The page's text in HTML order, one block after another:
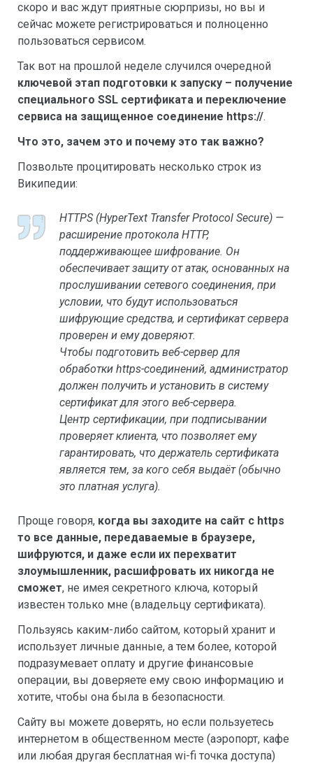
скоро и вас ждут приятные сюрпризы, но вы и
сейчас можете регистрироваться и полноценно
пользоваться сервисом.
Так вот на прошлой неделе случился очередной
ключевой этап подготовки к запуску – получение
специального SSL сертификата и переключение
сервиса на защищенное соединение https://.
Что это, зачем это и почему это так важно?
Позвольте процитировать несколько строк из
Википедии:
HTTPS (HyperText Transfer Protocol Secure) —
расширение протокола HTTP,
поддерживающее шифрование. Он
обеспечивает защиту от атак, основанных на
прослушивании сетевого соединения, при
условии, что будут использоваться
шифрующие средства, и сертификат сервера
проверен и ему доверяют.
Чтобы подготовить веб-сервер для
обработки https-соединений, администратор
должен получить и установить в систему
сертификат для этого веб-сервера.
Центр сертификации, при подписывании
проверяет клиента, что позволяет ему
гарантировать, что держатель сертификата
является тем, за кого себя выдаёт (обычно
это платная услуга).
Проще говоря, когда вы заходите на сайт с https
то все данные, передаваемые в браузере,
шифруются, и даже если их перехватит
злоумышленник, расшифровать их никогда не
сможет, не имея секретного ключа, который
известен только мне (владельцу сертификата).
Пользуясь каким-либо сайтом, который хранит и
использует личные данные, а тем более, которой
подразумевает оплату и другие финансовые
операции, вы доверяете ему свою информацию и
хотите, чтобы она была в безопасности.
Сайту вы можете доверять, но если пользуетесь
интернетом в общественном месте (аэропорт, кафе
или любая другая бесплатная wi-fi точка доступа)